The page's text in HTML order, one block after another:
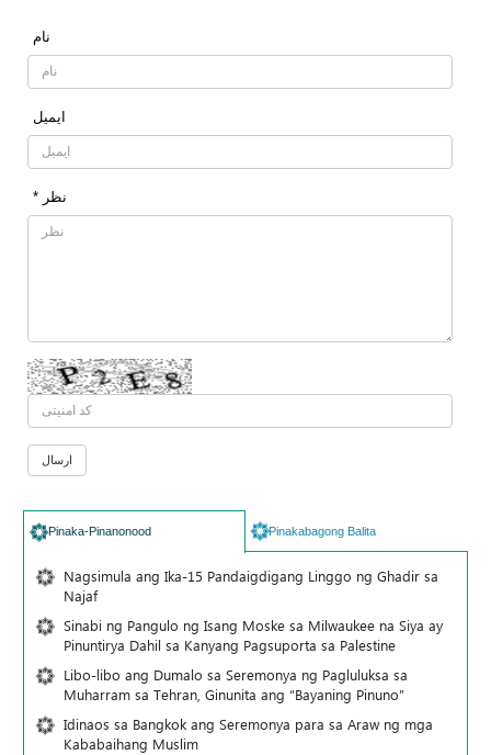
نام
ایمیل
* نظر
Pinaka-Pinanonood Pinakabagong Balita
Nagsimula ang Ika-15 Pandaigdigang Linggo ng Ghadir sa
Najaf
Sinabi ng Pangulo ng Isang Moske sa Milwaukee na Siya ay
Pinuntirya Dahil sa Kanyang Pagsuporta sa Palestine
Libo-libo ang Dumalo sa Seremonya ng Pagluluksa sa
Muharram sa Tehran, Ginunita ang “Bayaning Pinuno”
Idinaos sa Bangkok ang Seremonya para sa Araw ng mga
Kababaihang Muslim